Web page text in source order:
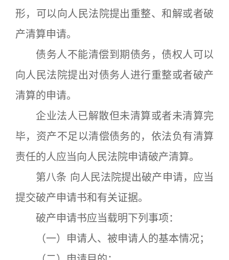
形，可以向人民法院提出重整、和解或者破
产清算申请。
债务人不能清偿到期债务，债权人可以
向人民法院提出对债务人进行重整或者破产
清算的申请。
企业法人已解散但未清算或者未清算完
毕，资产不足以清偿债务的，依法负有清算
责任的人应当向人民法院申请破产清算。
第八条 向人民法院提出破产申请，应当
提交破产申请书和有关证据。
破产申请书应当载明下列事项：
（一）申请人、被申请人的基本情况；